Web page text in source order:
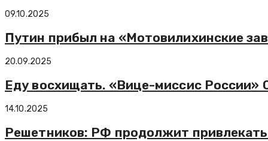
09.10.2025
Путин прибыл на «Мотовилихинские
20.09.2025
Еду восхищать. «Вице-миссис России»
14.10.2025
Решетников: РФ продолжит